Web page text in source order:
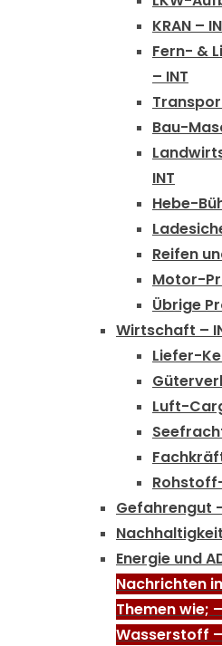
KRAN –
Fern- &
– INT
Bau-
INT
Hebe-
Reifen
Motor-
Übrige
Wirtschaft –
Liefer-
Luft-
Gefahrengut
Energie und
Nachrichten
Themen wie;
Wasserstoff